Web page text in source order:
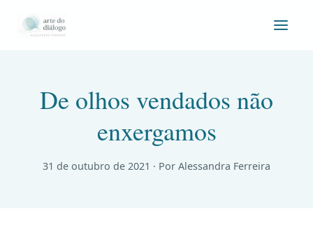
De olhos vendados não
enxergamos
31 de outubro de 2021 · Por Alessandra Ferreira